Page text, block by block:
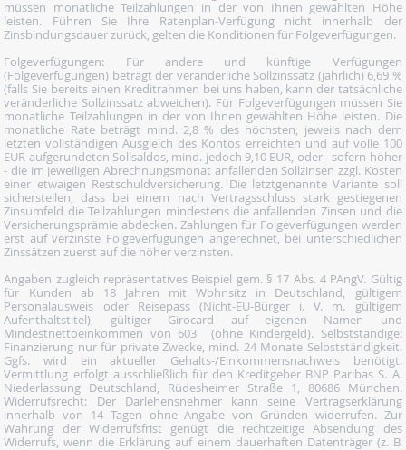
müssen monatliche Teilzahlungen in der von Ihnen gewählten Höhe
leisten. Führen Sie Ihre Ratenplan-Verfügung nicht innerhalb der
Zinsbindungsdauer zurück, gelten die Konditionen für Folgeverfügungen.
Folgeverfügungen: Für andere und künftige Verfügungen
(Folgeverfügungen) beträgt der veränderliche Sollzinssatz (jährlich) 6,69 %
(falls Sie bereits einen Kreditrahmen bei uns haben, kann der tatsächliche
veränderliche Sollzinssatz abweichen). Für Folgeverfügungen müssen Sie
monatliche Teilzahlungen in der von Ihnen gewählten Höhe leisten. Die
monatliche Rate beträgt mind. 2,8 % des höchsten, jeweils nach dem
letzten vollständigen Ausgleich des Kontos erreichten und auf volle 100
EUR aufgerundeten Sollsaldos, mind. jedoch 9,10 EUR, oder - sofern höher
- die im jeweiligen Abrechnungsmonat anfallenden Sollzinsen zzgl. Kosten
einer etwaigen Restschuldversicherung. Die letztgenannte Variante soll
sicherstellen, dass bei einem nach Vertragsschluss stark gestiegenen
Zinsumfeld die Teilzahlungen mindestens die anfallenden Zinsen und die
Versicherungsprämie abdecken. Zahlungen für Folgeverfügungen werden
erst auf verzinste Folgeverfügungen angerechnet, bei unterschiedlichen
Zinssätzen zuerst auf die höher verzinsten.
Angaben zugleich repräsentatives Beispiel gem. § 17 Abs. 4 PAngV. Gültig
für Kunden ab 18 Jahren mit Wohnsitz in Deutschland, gültigem
Personalausweis oder Reisepass (Nicht-EU-Bürger i. V. m. gültigem
Aufenthaltstitel), gültiger Girocard auf eigenen Namen und
Mindestnettoeinkommen von 603  (ohne Kindergeld). Selbstständige:
Finanzierung nur für private Zwecke, mind. 24 Monate Selbstständigkeit.
Ggfs. wird ein aktueller Gehalts-/Einkommensnachweis benötigt.
Vermittlung erfolgt ausschließlich für den Kreditgeber BNP Paribas S. A.
Niederlassung Deutschland, Rüdesheimer Straße 1, 80686 München.
Widerrufsrecht: Der Darlehensnehmer kann seine Vertragserklärung
innerhalb von 14 Tagen ohne Angabe von Gründen widerrufen. Zur
Wahrung der Widerrufsfrist genügt die rechtzeitige Absendung des
Widerrufs, wenn die Erklärung auf einem dauerhaften Datenträger (z. B.